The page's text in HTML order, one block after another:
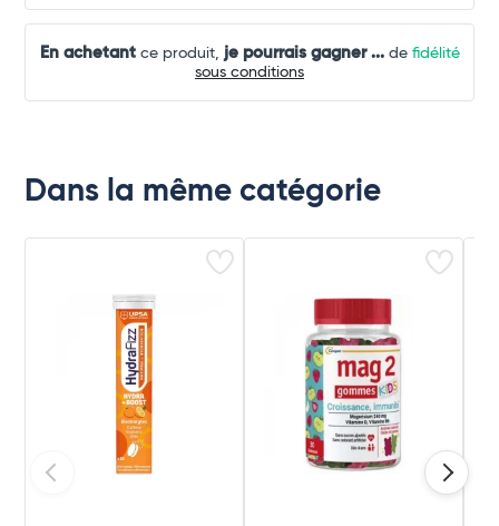
En achetantce produit, je pourrais gagner ...de fidélité
sous conditions
Dans la même catégorie